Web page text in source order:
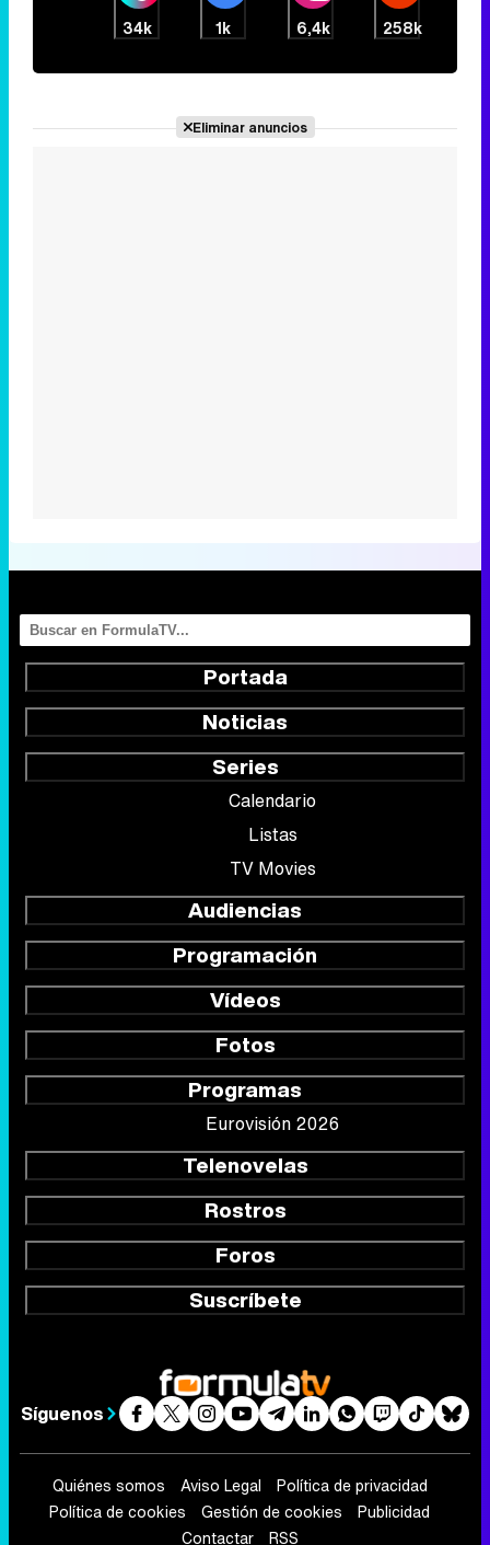
34k 1k 6,4k 258k
Eliminar anuncios
Portada
Noticias
Series
Calendario
Listas
TV Movies
Audiencias
Programación
Vídeos
Fotos
Programas
Eurovisión 2026
Telenovelas
Rostros
Foros
Suscríbete
Síguenos
Quiénes somos Aviso Legal
Política de privacidad
Política de cookies
Gestión de cookies
Publicidad
Contactar
RSS